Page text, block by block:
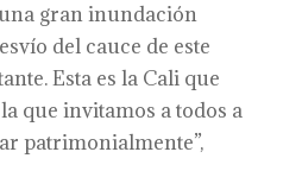
gran inundación
del cauce de este
Esta es la Cali que
que invitamos a todos a
patrimonialmente”,